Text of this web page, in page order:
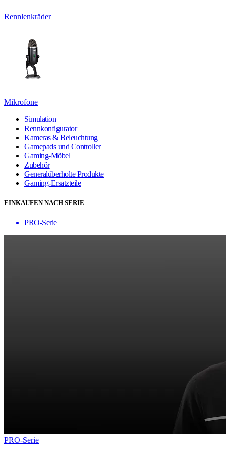
Rennlenkräder
Mikrofone
Simulation
Rennkonfigurator
Kameras & Beleuchtung
Gamepads und Controller
Gaming-Möbel
Zubehör
Generalüberholte Produkte
Gaming-Ersatzteile
EINKAUFEN NACH SERIE
PRO-Serie
PRO-Serie